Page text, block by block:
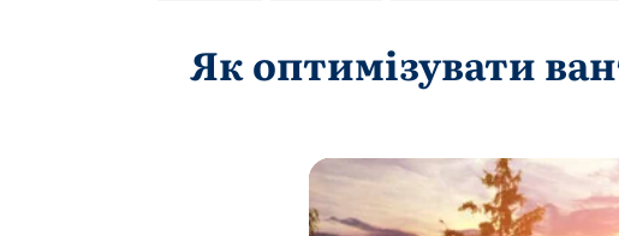
Як оптимізувати